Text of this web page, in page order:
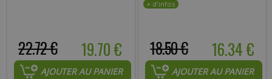
19.70 €
22.72 €
AJOUTER AU PANIER
16.34 €
18.50 €
AJOUTER AU PANIER